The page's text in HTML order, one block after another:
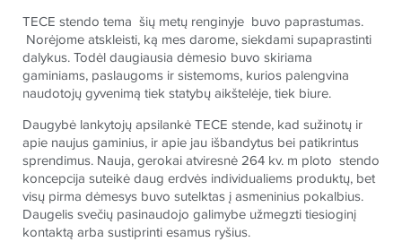
TECE stendo tema šių metų renginyje buvo paprastumas.
Norėjome atskleisti, ką mes darome, siekdami supaprastinti
dalykus. Todėl daugiausia dėmesio buvo skiriama
gaminiams, paslaugoms ir sistemoms, kurios palengvina
naudotojų gyvenimą tiek statybų aikštelėje, tiek biure.
Daugybė lankytojų apsilankėTECE stende, kad sužinotų ir
apie naujus gaminius, ir apie jau išbandytus bei patikrintus
sprendimus. Nauja, gerokai atviresnė 264 kv. m ploto stendo
koncepcija suteikė daug erdvės individualiems produktų, bet
visų pirma dėmesys buvo sutelktas į asmeninius pokalbius.
Daugelis svečių pasinaudojo galimybe užmegzti tiesioginį
kontaktą arba sustiprinti esamus ryšius.